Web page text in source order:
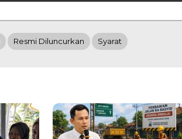
Resmi Diluncurkan Syarat